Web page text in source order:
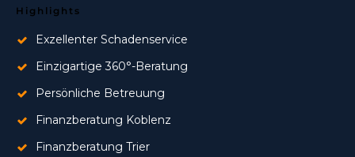
Highlights
Exzellenter Schadenservice
Einzigartige 360°-Beratung
Persönliche Betreuung
Finanzberatung Koblenz
Finanzberatung Trier